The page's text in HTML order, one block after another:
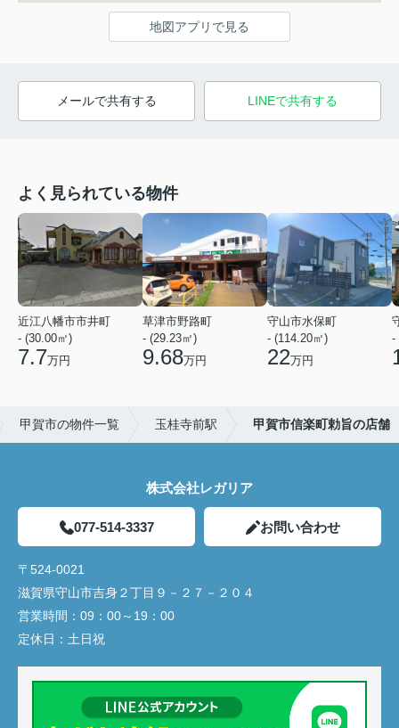
地図アプリで見る
メールで共有する LINEで共有する
よく見られている物件
近江八幡市市井町
- (30.00㎡)
7.7万円
草津市野路町
- (29.23㎡)
9.68万円
守山市水保町
- (114.20㎡)
22万円
-
甲賀市の物件一覧 玉桂寺前駅 甲賀市信楽町勅旨の店舗
株式会社レガリア
077-514-3337 お問い合わせ
〒524-0021
滋賀県守山市吉身２丁目９－２７－２０４
営業時間： 09：00～19：00
定休日： 土日祝